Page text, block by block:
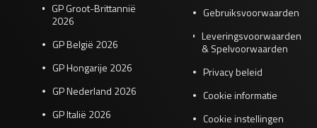
GP Groot-Brittannië
2026
GP België 2026
GP Hongarije 2026
GP Nederland 2026
GP Italië 2026
Gebruiksvoorwaarden
Leveringsvoorwaarden
& Spelvoorwaarden
Privacy beleid
Cookie informatie
Cookie instellingen